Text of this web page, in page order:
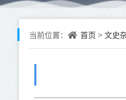
当前位置： 首页 > 文史